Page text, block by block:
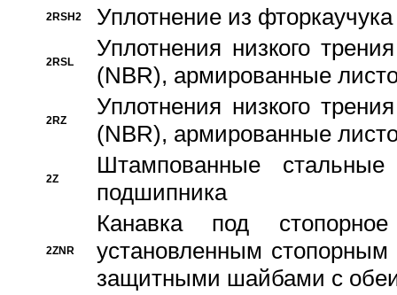
2RSH2 Уплотнение из
2RSL
Уплотнения низкого
(NBR), армированные
2RZ
Уплотнения низкого
(NBR), армированные
2Z
Штампованные
подшипника
2ZNR
Канавка под
установленным
защитными шайбами с